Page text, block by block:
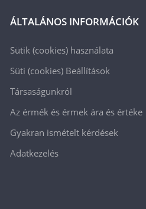
ÁLTALÁNOS INFORMÁCIÓK
Sütik (cookies) használata
Süti (cookies) Beállítások
Társaságunkról
Az érmék és érmek ára és értéke
Gyakran ismételt kérdések
Adatkezelés